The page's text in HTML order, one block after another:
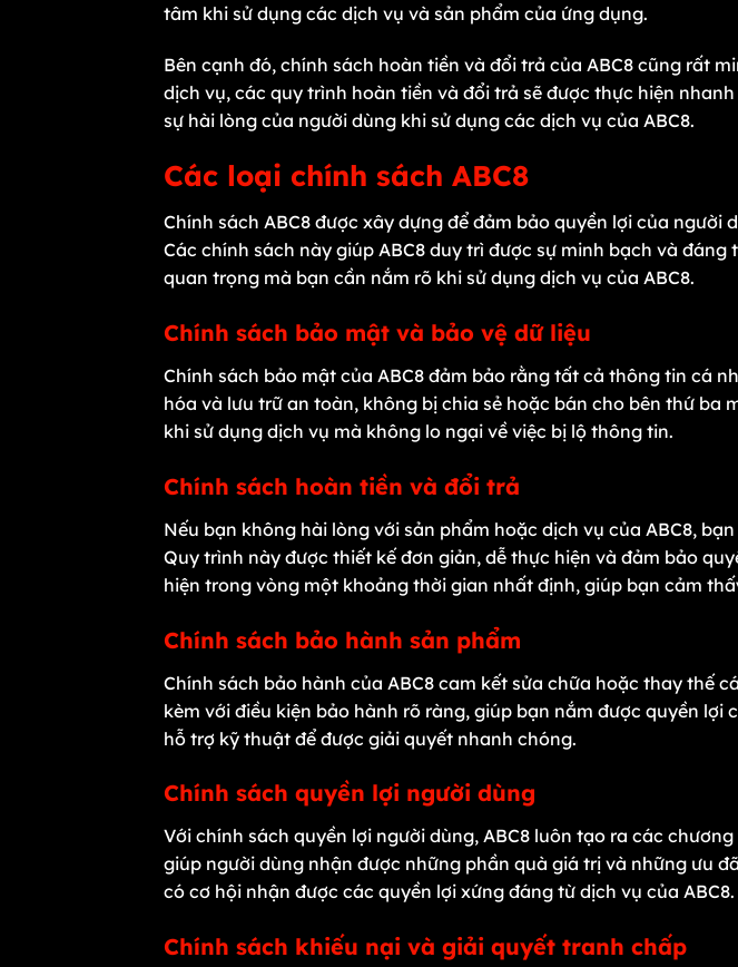
tâm khi sử dụng các dịch vụ và sản phẩm của ứng dụng.
Bên cạnh đó, chính sách hoàn tiền và đổi trả của ABC8 cũng rất
dịch vụ, các quy trình hoàn tiền và đổi trả sẽ được thực hiện
sự hài lòng của người dùng khi sử dụng các dịch vụ của ABC8.
Các loại chính sách ABC8
Chính sách ABC8 được xây dựng để đảm bảo quyền lợi của
Các chính sách này giúp ABC8 duy trì được sự minh bạch và
quan trọng mà bạn cần nắm rõ khi sử dụng dịch vụ của ABC8.
Chính sách bảo mật và bảo vệ dữ liệu
Chính sách bảo mật của ABC8 đảm bảo rằng tất cả thông tin cá
hóa và lưu trữ an toàn, không bị chia sẻ hoặc bán cho bên thứ
khi sử dụng dịch vụ mà không lo ngại về việc bị lộ thông tin.
Chính sách hoàn tiền và đổi trả
Nếu bạn không hài lòng với sản phẩm hoặc dịch vụ của ABC8,
Quy trình này được thiết kế đơn giản, dễ thực hiện và đảm bảo
hiện trong vòng một khoảng thời gian nhất định, giúp bạn cảm
Chính sách bảo hành sản phẩm
Chính sách bảo hành của ABC8 cam kết sửa chữa hoặc thay thế
kèm với điều kiện bảo hành rõ ràng, giúp bạn nắm được quyền
hỗ trợ kỹ thuật để được giải quyết nhanh chóng.
Chính sách quyền lợi người dùng
Với chính sách quyền lợi người dùng, ABC8 luôn tạo ra các
giúp người dùng nhận được những phần quà giá trị và những ưu
có cơ hội nhận được các quyền lợi xứng đáng từ dịch vụ của ABC8.
Chính sách khiếu nại và giải quyết tranh chấp